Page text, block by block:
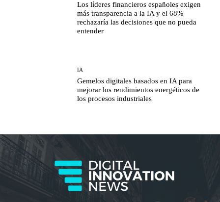
Los líderes financieros españoles exigen
más transparencia a la IA y el 68%
rechazaría las decisiones que no pueda
entender
IA
Gemelos digitales basados en IA para
mejorar los rendimientos energéticos de
los procesos industriales